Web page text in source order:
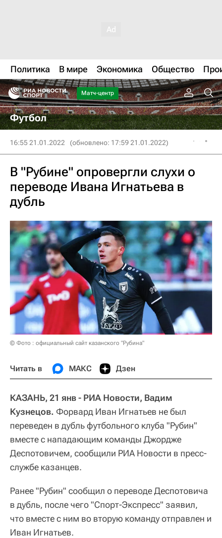
Политика В мире Экономика Общество
Матч-центр
Футбол
16:55 21.01.2022 (обновлено: 17:59 21.01.2022)
В "Рубине" опровергли слухи о
переводе Ивана Игнатьева в
дубль
© Фото : официальный сайт казанского "Рубина"
Читать в МАКС Дзен
КАЗАНЬ, 21 янв - РИА Новости, Вадим
Кузнецов. Форвард Иван Игнатьев не был
переведен в дубль футбольного клуба "Рубин"
вместе с нападающим команды Джордже
Деспотовичем, сообщили РИА Новости в пресс-
службе казанцев.
Ранее "Рубин" сообщил о переводе Деспотовича
в дубль, после чего "Спорт-Экспресс" заявил,
что вместе с ним во вторую команду отправлен и
Иван Игнатьев.